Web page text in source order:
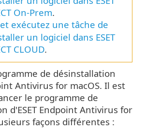
On-Prem.
exécutez une tâche de
un logiciel dans ESET
CLOUD.
de désinstallation
Antivirus for macOS. Il est
le programme de
d'ESET Endpoint Antivirus for
façons différentes :